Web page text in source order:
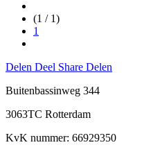
(1 / 1)
1
Delen Deel Share Delen
Buitenbassinweg 344
3063TC Rotterdam
KvK nummer: 66929350